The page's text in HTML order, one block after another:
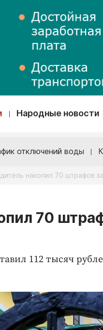
Народные новости
отключений воды
накопил 70 штрафов
70
112 тысяч